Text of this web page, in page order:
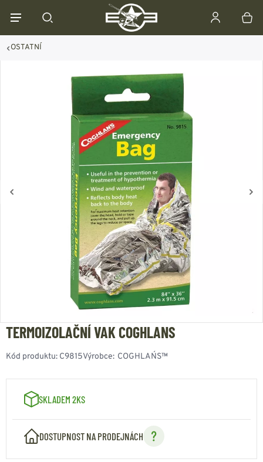
OSTATNÍ
TERMOIZOLAČNÍ VAK COGHLANS
Kód produktu: C9815Výrobce: COGHLAN´S™
SKLADEM 2KS
DOSTUPNOST NA PRODEJNÁCH